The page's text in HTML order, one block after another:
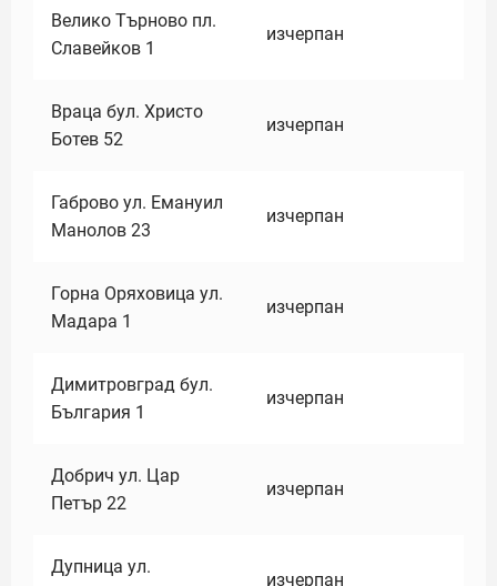
Велико Търново пл.
Славейков 1
изчерпан
Враца бул. Христо
Ботев 52
изчерпан
Габрово ул. Емануил
Манолов 23
изчерпан
Горна Оряховица ул.
Мадара 1
изчерпан
Димитровград бул.
България 1
изчерпан
Добрич ул. Цар
Петър 22
изчерпан
Дупница ул.
изчерпан